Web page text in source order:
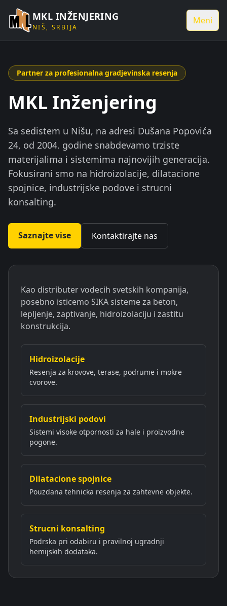
MKL INŽENJERING
NIŠ, SRBIJA
Meni
Partner za profesionalna gradjevinska resenja
MKL Inženjering
Sa sedistem u Nišu, na adresi Dušana Popovića
24, od 2004. godine snabdevamo trziste
materijalima i sistemima najnovijih generacija.
Fokusirani smo na hidroizolacije, dilatacione
spojnice, industrijske podove i strucni
konsalting.
Saznajte vise Kontaktirajte nas
Kao distributer vodecih svetskih kompanija,
posebno isticemo SIKA sisteme za beton,
lepljenje, zaptivanje, hidroizolaciju i zastitu
konstrukcija.
Hidroizolacije
Resenja za krovove, terase, podrume i mokre
cvorove.
Industrijski podovi
Sistemi visoke otpornosti za hale i proizvodne
pogone.
Dilatacione spojnice
Pouzdana tehnicka resenja za zahtevne objekte.
Strucni konsalting
Podrska pri odabiru i pravilnoj ugradnji
hemijskih dodataka.